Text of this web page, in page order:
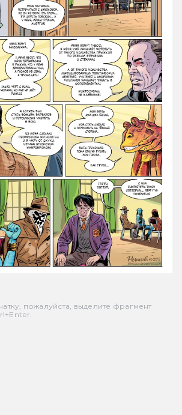
пожалуйста, выделите фрагмент